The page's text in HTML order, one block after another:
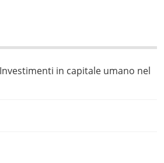
in capitale umano nel